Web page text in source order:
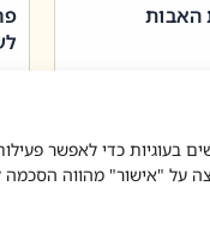
בעוגיות כדי לאפשר
על "אישור" מהווה הסכמה
האבות
בשבת –